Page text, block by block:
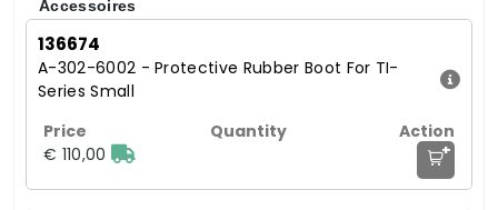
Accessoires
136674
A-302-6002 - Protective Rubber Boot For TI-
Series Small
€ 110,00 +